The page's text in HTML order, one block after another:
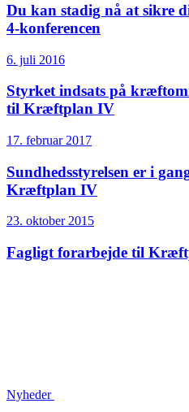
Du kan stadig nå at sikre
4-konferencen
6. juli 2016
Styrket indsats på
til Kræftplan IV
17. februar 2017
Sundheds­styrelsen er i
Kræftplan IV
23. oktober 2015
Fagligt forarbejde til
Nyheder